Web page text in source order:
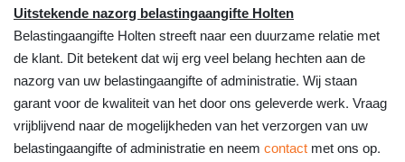
Uitstekende nazorg belastingaangifte Holten
Belastingaangifte Holten streeft naar een duurzame relatie met
de klant. Dit betekent dat wij erg veel belang hechten aan de
nazorg van uw belastingaangifte of administratie. Wij staan
garant voor de kwaliteit van het door ons geleverde werk. Vraag
vrijblijvend naar de mogelijkheden van het verzorgen van uw
belastingaangifte of administratie en neemcontactmet ons op.